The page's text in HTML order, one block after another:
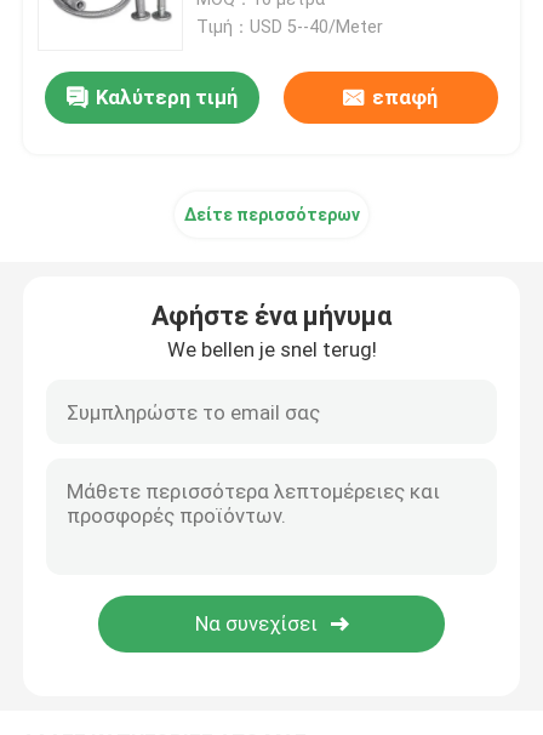
Διάφραγμα βαλβίδων σφυγμού
Λαστιχένιο στόλισμα φλαντζών
εύκαμπτη μάνικα ανοξείδωτου
Τιμή：USD 5--40/Meter
Καλύτερη τιμή επαφή
Δείτε περισσότερων
Αφήστε ένα μήνυμα
We bellen je snel terug!